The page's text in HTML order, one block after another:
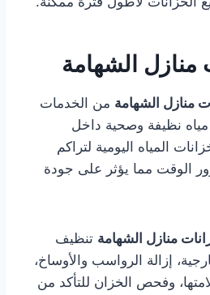
الشهامة
منازل الشهامة من الخدمات
نظيفة وصحية داخل
المياه اليومية لتراكم
الوقت مما يؤثر على جودة
منازل الشهامة تنظيف
إزالة الرواسب والأوساخ،
وفحص الخزان للتأكد من